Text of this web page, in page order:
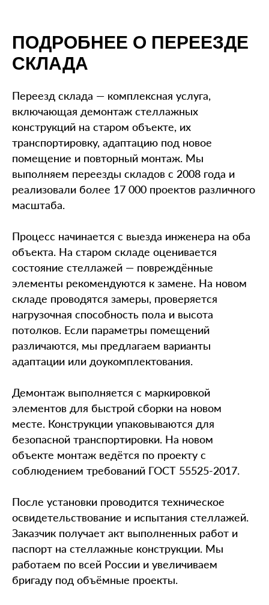
ПОДРОБНЕЕ О ПЕРЕЕЗДЕ
СКЛАДА
Переезд склада — комплексная услуга,
включающая демонтаж стеллажных
конструкций на старом объекте, их
транспортировку, адаптацию под новое
помещение и повторный монтаж. Мы
выполняем переезды складов с 2008 года и
реализовали более 17 000 проектов различного
масштаба.
Процесс начинается с выезда инженера на оба
объекта. На старом складе оценивается
состояние стеллажей — повреждённые
элементы рекомендуются к замене. На новом
складе проводятся замеры, проверяется
нагрузочная способность пола и высота
потолков. Если параметры помещений
различаются, мы предлагаем варианты
адаптации или доукомплектования.
Демонтаж выполняется с маркировкой
элементов для быстрой сборки на новом
месте. Конструкции упаковываются для
безопасной транспортировки. На новом
объекте монтаж ведётся по проекту с
соблюдением требований ГОСТ 55525-2017.
После установки проводится техническое
освидетельствование и испытания стеллажей.
Заказчик получает акт выполненных работ и
паспорт на стеллажные конструкции. Мы
работаем по всей России и увеличиваем
бригаду под объёмные проекты.